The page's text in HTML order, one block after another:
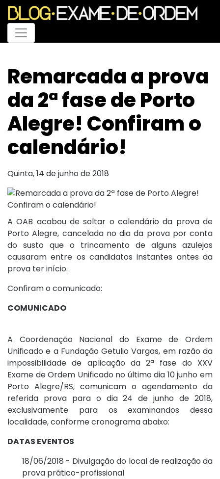
Menu
Remarcada a prova
da 2ª fase de Porto
Alegre! Confiram o
calendário!
Quinta, 14 de junho de 2018
A OAB acabou de soltar o calendário da prova de
Porto Alegre, cancelada no dia da prova por conta
do susto que o trincamento de alguns azulejos
causaram entre os candidatos instantes antes da
prova ter início.
Confiram o comunicado:
COMUNICADO
A Coordenação Nacional do Exame de Ordem
Unificado e a Fundação Getulio Vargas, em razão da
impossibilidade de aplicação da 2ª fase do XXV
Exame de Ordem Unificado no último dia 10 junho em
Porto Alegre/RS, comunicam o agendamento da
referida prova para o dia 24 de junho de 2018,
exclusivamente para os examinandos dessa
localidade, conforme cronograma abaixo:
DATAS EVENTOS
18/06/2018 - Divulgação do local de realização da
prova prático-profissional